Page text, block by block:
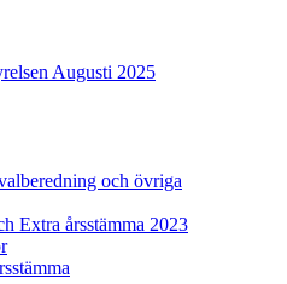
Augusti 2025
och övriga
Extra årsstämma 2023